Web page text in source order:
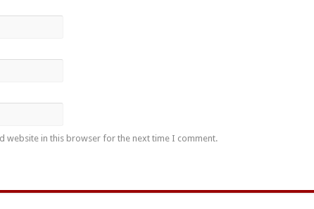
website in this browser for the next time I comment.